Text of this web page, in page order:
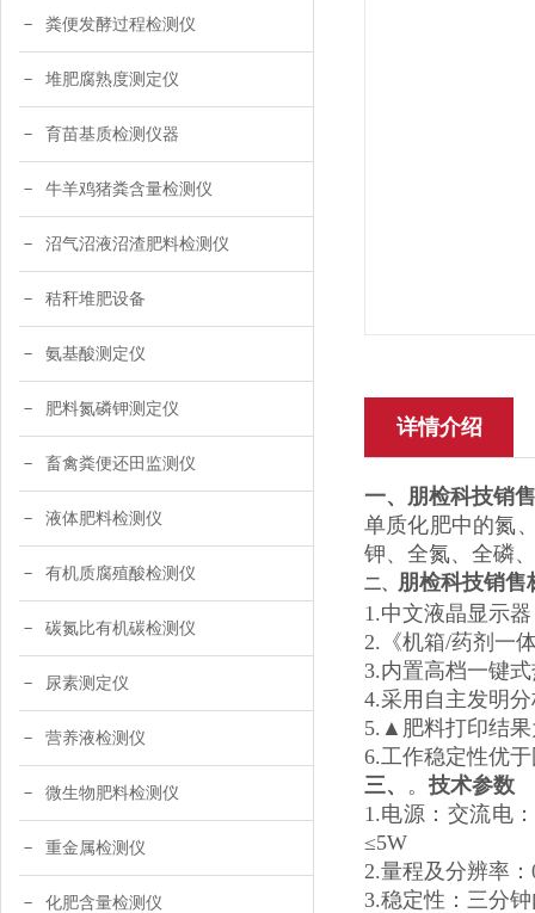
粪便发酵过程检测仪
堆肥腐熟度测定仪
育苗基质检测仪器
牛羊鸡猪粪含量检测仪
沼气沼液沼渣肥料检测仪
秸秆堆肥设备
氨基酸测定仪
肥料氮磷钾测定仪
畜禽粪便还田监测仪
液体肥料检测仪
有机质腐殖酸检测仪
碳氮比有机碳检测仪
尿素测定仪
营养液检测仪
微生物肥料检测仪
重金属检测仪
化肥含量检测仪
详情介绍
一、 朋检科技销
单质化肥中的氮
钾、全氮、全磷
二、 朋检科技销售
1.中文液晶显示
2.《机箱/药剂一
3.内置高档一键
4.采用自主发明
5.▲肥料打印结果
6.工作稳定性优
三、 。 技术参数
1.电源：交流电
≤5W
2.量程及分辨率：
3.稳定性：三分